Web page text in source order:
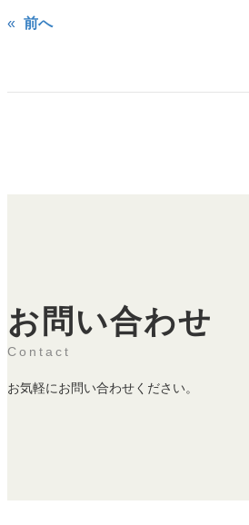
« 前へ
お問い合わせ
Contact
お気軽にお問い合わせください。